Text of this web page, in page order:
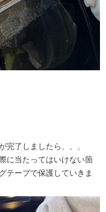
完了しましたら、、、
に当たってはいけない箇
テープで保護していきま